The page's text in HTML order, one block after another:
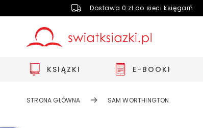
Dostawa 0 zł do sieci księgarń
KSIĄŻKI E-BOOKI
STRONA GŁÓWNA SAM WORTHINGTON